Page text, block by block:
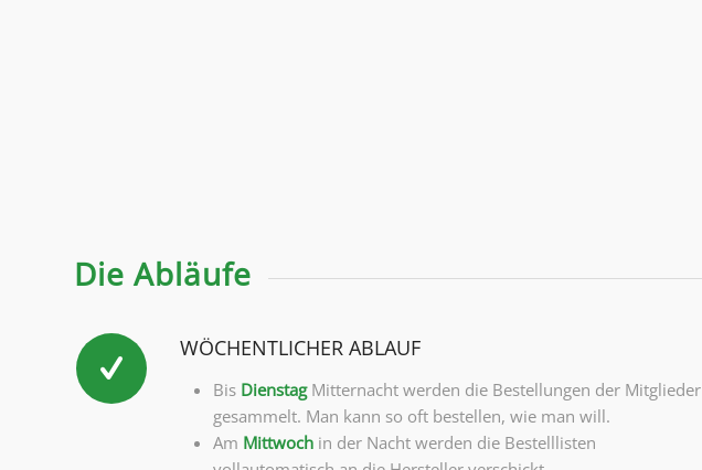
Die Abläufe
WÖCHENTLICHER ABLAUF
Bis DienstagMitternacht werden die Bestellungen der Mitglieder
gesammelt. Man kann so oft bestellen, wie man will.
Am Mittwoch in der Nacht werden die Bestelllisten